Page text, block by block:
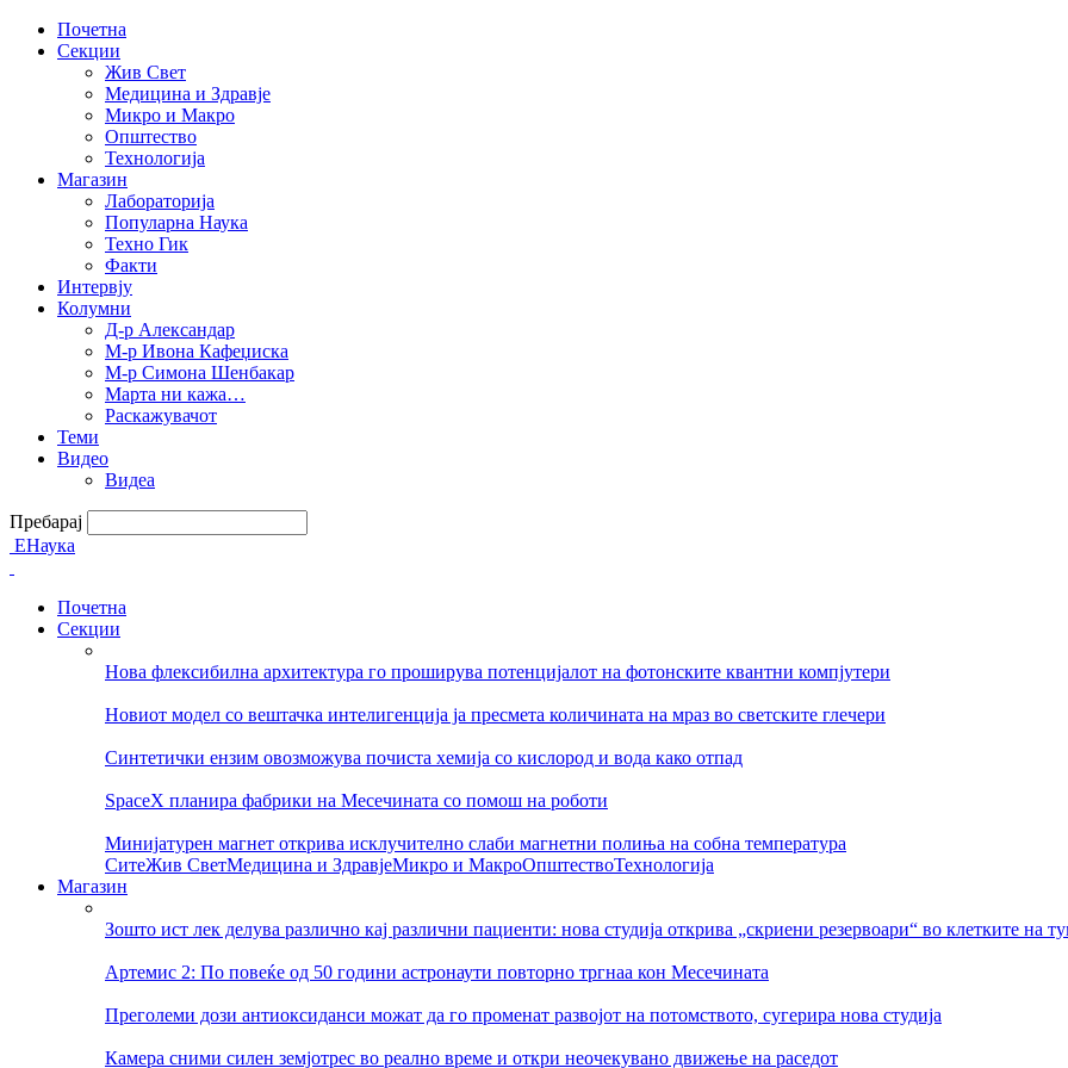
Почетна
Секции
Жив Свет
Медицина и Здравје
Микро и Макро
Општество
Технологија
Магазин
Лабораторија
Популарна Наука
Техно Гик
Факти
Интервју
Колумни
Д-р Александар
М-р Ивона Кафеџиска
М-р Симона Шенбакар
Марта ни кажа…
Раскажувачот
Теми
Видео
Видеа
Пребарај
ЕНаука
Почетна
Секции
Нова флексибилна архитектура го проширува потенцијалот на фотонските квантни компјутери
Новиот модел со вештачка интелигенција ја пресмета количината на мраз во светските глечери
Синтетички ензим овозможува почиста хемија со кислород и вода како отпад
SpaceX планира фабрики на Месечината со помош на роботи
Минијатурен магнет открива исклучително слаби магнетни полиња на собна температура
СитеЖив СветМедицина и ЗдравјеМикро и МакроОпштествоТехнологија
Магазин
Зошто ист лек делува различно кај различни пациенти: нова студија открива „скриени резервоари“ во клетките на
Артемис 2: По повеќе од 50 години астронаути повторно тргнаа кон Месечината
Преголеми дози антиоксиданси можат да го променат развојот на потомството, сугерира нова студија
Камера сними силен земјотрес во реално време и откри неочекувано движење на раседот